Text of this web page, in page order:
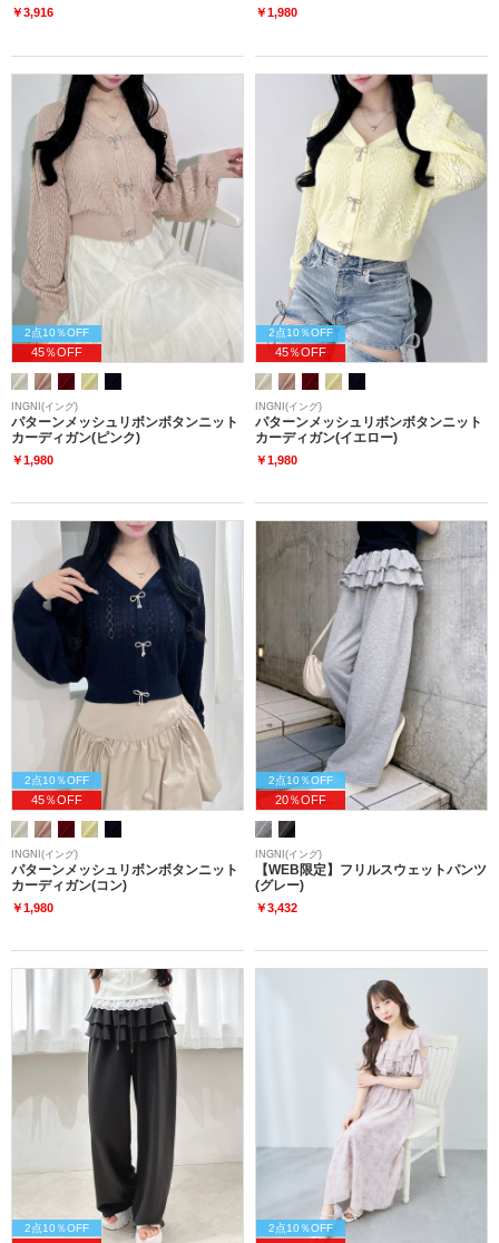
￥3,916 ￥1,980
2点10％OFF
45％OFF
INGNI(イング)
パターンメッシュリボンボタンニット
カーディガン(ピンク)
￥1,980
2点10％OFF
45％OFF
INGNI(イング)
パターンメッシュリボンボタンニット
カーディガン(イエロー)
￥1,980
2点10％OFF
45％OFF
INGNI(イング)
パターンメッシュリボンボタンニット
カーディガン(コン)
￥1,980
2点10％OFF
20％OFF
INGNI(イング)
【WEB限定】フリルスウェットパンツ
(グレー)
￥3,432
2点10％OFF 2点10％OFF